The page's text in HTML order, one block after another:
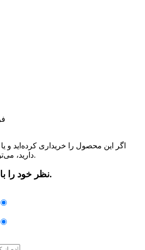
اگر این محصول را خریداری کرده‌اید و یا
دارید، می‌توانید نظر خود ثبت کنید.
نظر خود را با ما در میان بگذارید.